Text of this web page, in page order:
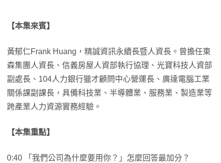
【本集來賓】
黃郁仁Frank Huang，精誠資訊永續長暨人資長。曾擔任東
森集團人資長、信義房屋人資部執行協理、光寶科技人資部
副處長、104人力銀行獵才顧問中心營運長、廣達電腦工業
關係課副課長，具備科技業、半導體業、服務業、製造業等
跨產業人力資源實務經驗。
【本集重點】
0:40 「我們公司為什麼要用你？」怎麼回答最加分？